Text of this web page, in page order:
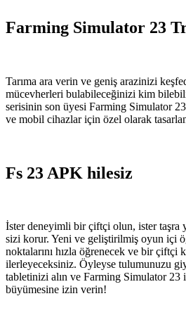
Farming Simulator 23
Tarıma ara verin ve geniş arazinizi
mücevherleri bulabileceğinizi kim
serisinin son üyesi Farming Simulator
ve mobil cihazlar için özel olarak
Fs 23 APK hilesiz
İster deneyimli bir çiftçi olun, ister taşra
sizi korur. Yeni ve geliştirilmiş oyun içi
noktalarını hızla öğrenecek ve bir çiftçi
ilerleyeceksiniz. Öyleyse tulumunuzu
tabletinizi alın ve Farming Simulator 23
büyümesine izin verin!